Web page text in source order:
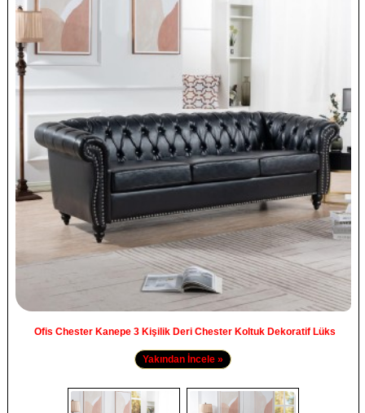
Ofis Chester Kanepe 3 Kişilik Deri Chester Koltuk Dekoratif Lüks
Yakından İncele »